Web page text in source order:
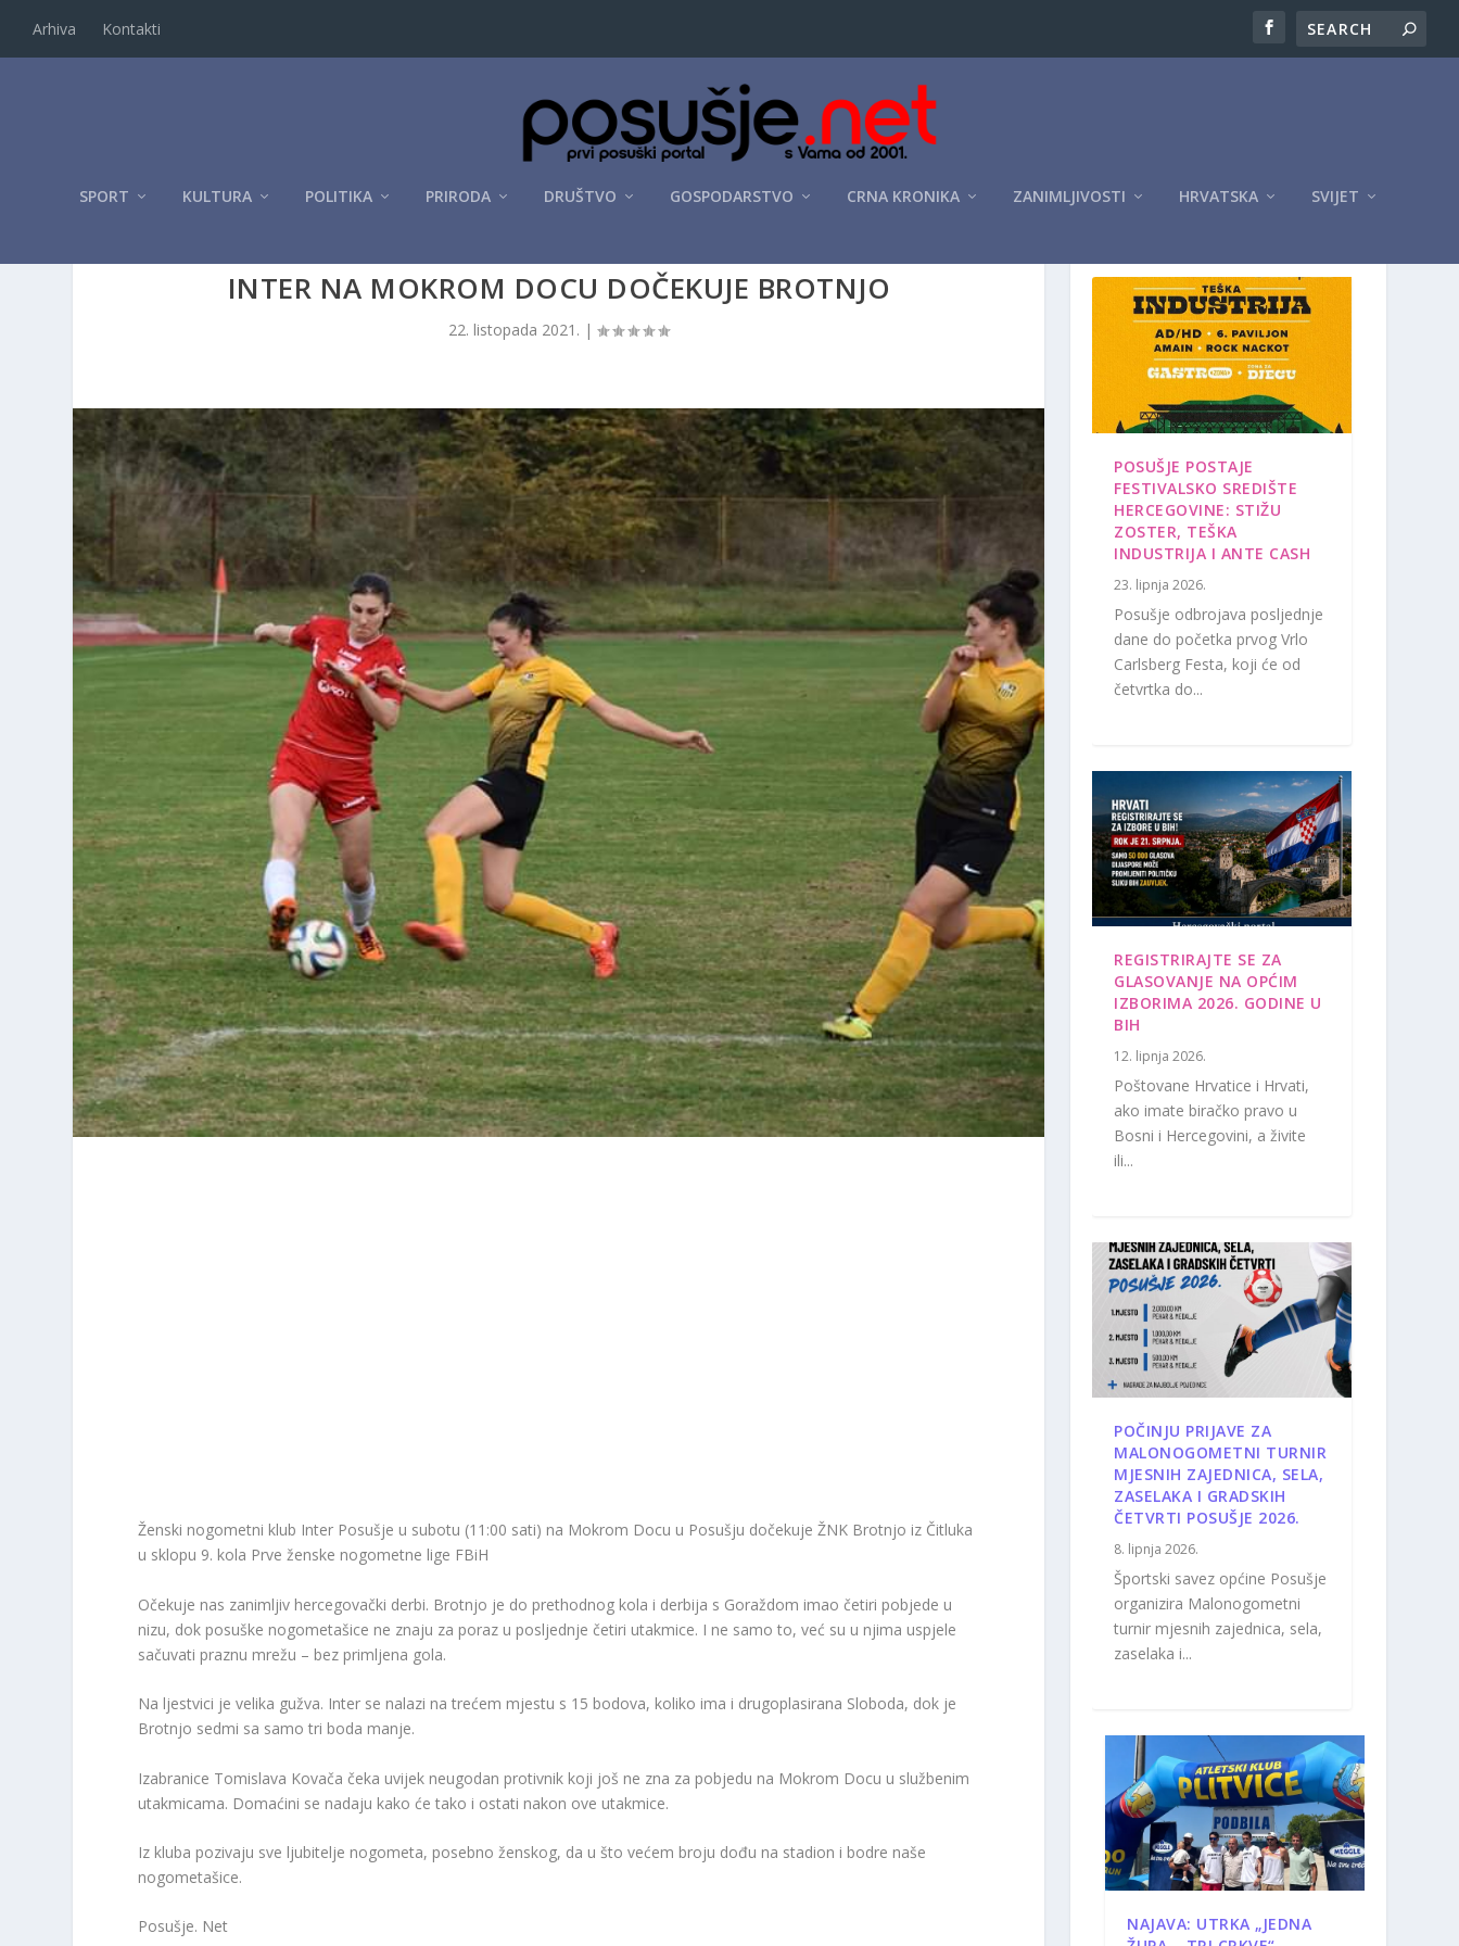
Arhiva Kontakti
SPORT KULTURA POLITIKA PRIRODA DRUŠTVO GOSPODARSTVO CRNA KRONIKA ZANIMLJIVOSTI HRVATSKA SVIJET
INTER NA MOKROM DOCU DOČEKUJE BROTNJO
22. listopada 2021. |
Ženski nogometni klub Inter Posušje u subotu (11:00 sati) na Mokrom Docu u Posušju dočekuje ŽNK Brotnjo iz Čitluka
u sklopu 9. kola Prve ženske nogometne lige FBiH
Očekuje nas zanimljiv hercegovački derbi. Brotnjo je do prethodnog kola i derbija s Goraždom imao četiri pobjede u
nizu, dok posuške nogometašice ne znaju za poraz u posljednje četiri utakmice. I ne samo to, već su u njima uspjele
sačuvati praznu mrežu – bez primljena gola.
Na ljestvici je velika gužva. Inter se nalazi na trećem mjestu s 15 bodova, koliko ima i drugoplasirana Sloboda, dok je
Brotnjo sedmi sa samo tri boda manje.
Izabranice Tomislava Kovača čeka uvijek neugodan protivnik koji još ne zna za pobjedu na Mokrom Docu u službenim
utakmicama. Domaćini se nadaju kako će tako i ostati nakon ove utakmice.
Iz kluba pozivaju sve ljubitelje nogometa, posebno ženskog, da u što većem broju dođu na stadion i bodre naše
nogometašice.
Posušje. Net
POSUŠJE POSTAJE
FESTIVALSKO SREDIŠTE
HERCEGOVINE: STIŽU
ZOSTER, TEŠKA
INDUSTRIJA I ANTE CASH
23. lipnja 2026.
Posušje odbrojava posljednje
dane do početka prvog Vrlo
Carlsberg Festa, koji će od
četvrtka do...
REGISTRIRAJTE SE ZA
GLASOVANJE NA OPĆIM
IZBORIMA 2026. GODINE U
BIH
12. lipnja 2026.
Poštovane Hrvatice i Hrvati,
ako imate biračko pravo u
Bosni i Hercegovini, a živite
ili...
POČINJU PRIJAVE ZA
MALONOGOMETNI TURNIR
MJESNIH ZAJEDNICA, SELA,
ZASELAKA I GRADSKIH
ČETVRTI POSUŠJE 2026.
8. lipnja 2026.
Športski savez općine Posušje
organizira Malonogometni
turnir mjesnih zajednica, sela,
zaselaka i...
NAJAVA: UTRKA „JEDNA